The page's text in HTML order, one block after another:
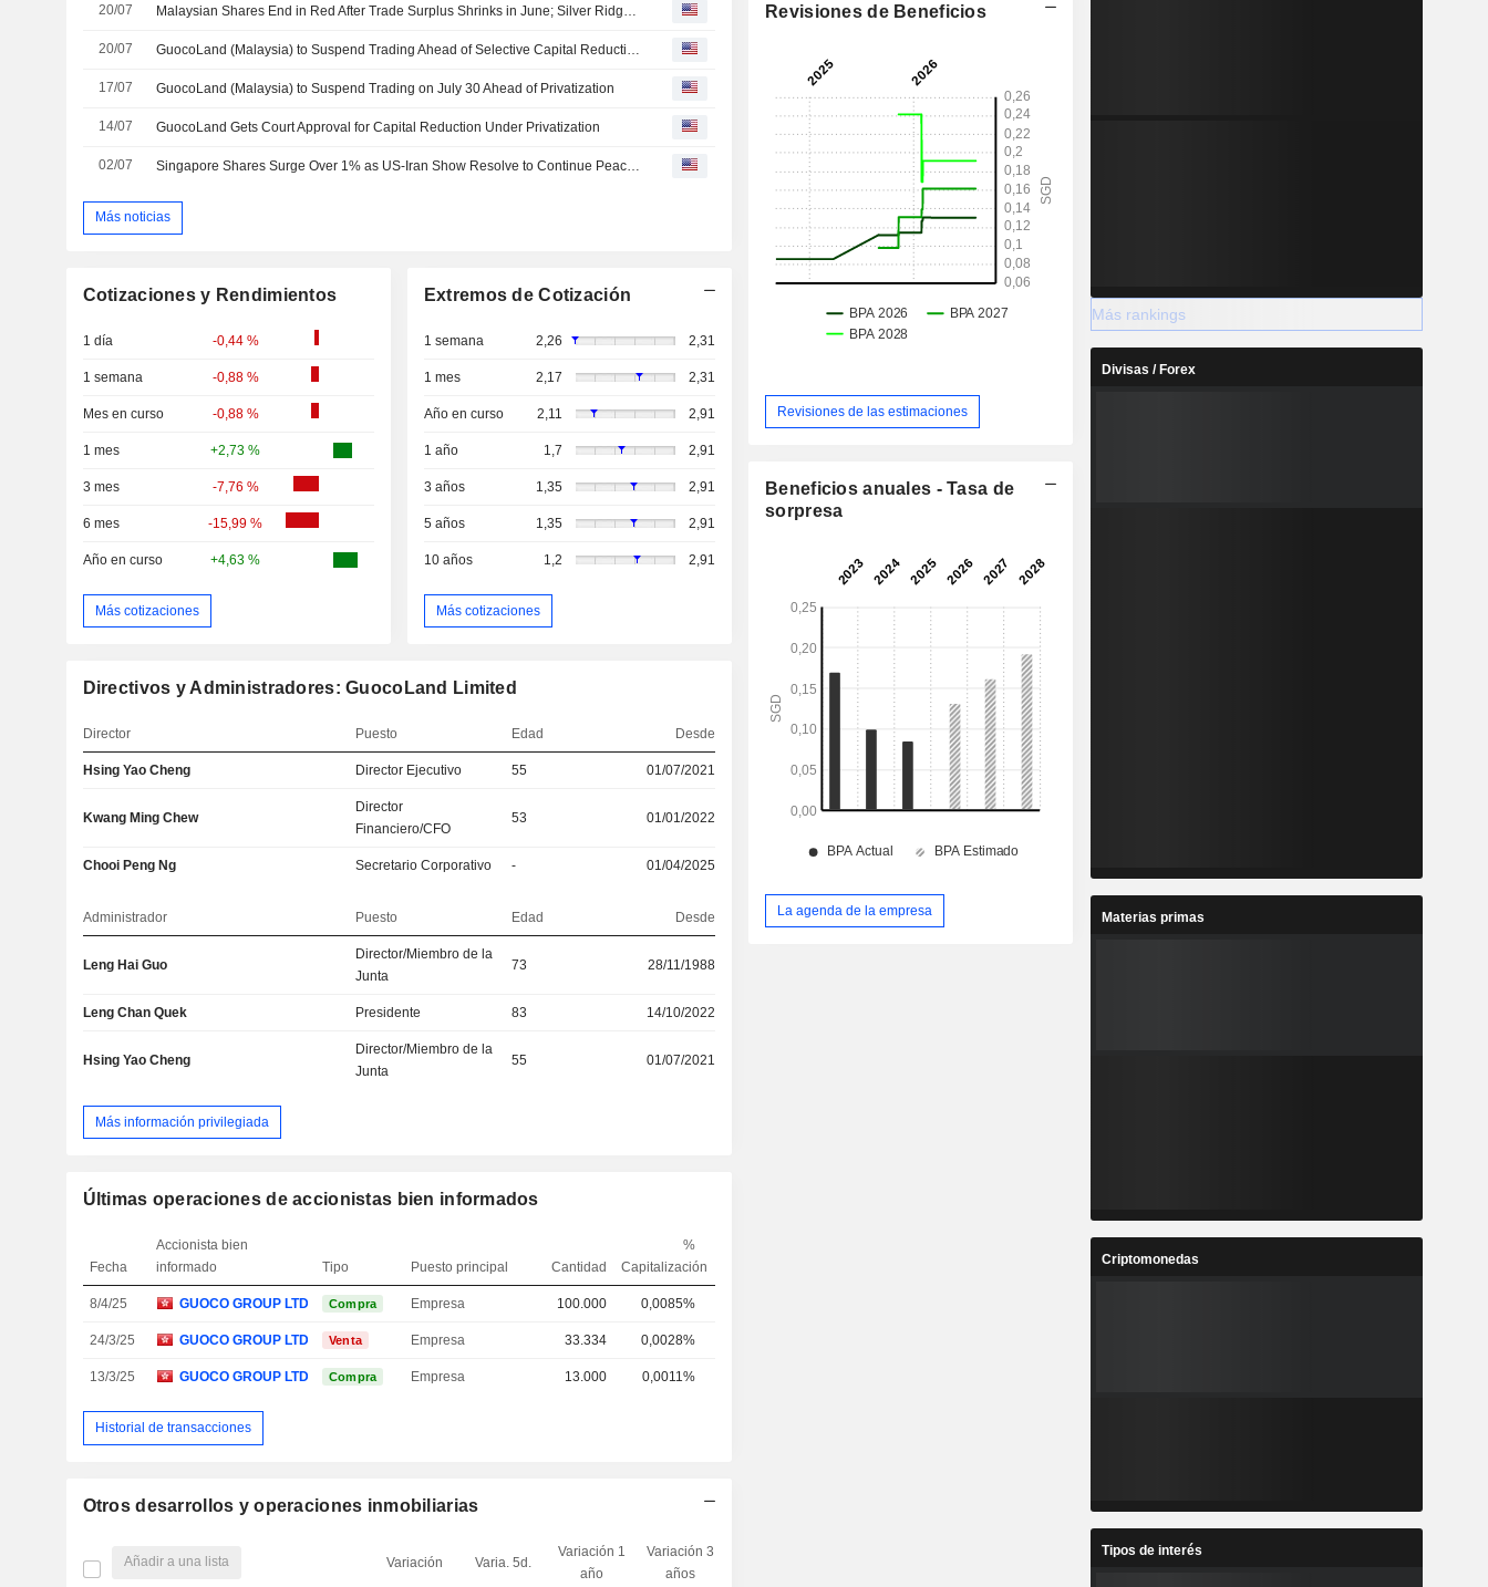
20/07
20/07
17/07 GuocoLand (Malaysia) to Suspend Trading on July 30 Ahead of Privatization
14/07 GuocoLand Gets Court Approval for Capital Reduction Under Privatization
02/07
Más noticias
Cotizaciones y Rendimientos
1 día -0,44 %
1 semana -0,88 %
Mes en curso -0,88 %
1 mes +2,73 %
3 mes -7,76 %
6 mes -15,99 %
Año en curso +4,63 %
Más cotizaciones
Extremos de Cotización
1 semana 2,26 2,31
1 mes 2,17 2,31
Año en curso 2,11 2,91
1 año 1,7 2,91
3 años 1,35 2,91
5 años 1,35 2,91
10 años 1,2 2,91
Más cotizaciones
Directivos y Administradores: GuocoLand Limited
Director Puesto Edad Desde
Hsing Yao Cheng Director Ejecutivo 55 01/07/2021
Kwang Ming Chew
Director
Financiero/CFO
53 01/01/2022
Chooi Peng Ng Secretario Corporativo - 01/04/2025
Administrador Puesto Edad Desde
Leng Hai Guo
Director/Miembro de la
Junta
73 28/11/1988
Leng Chan Quek Presidente 83 14/10/2022
Hsing Yao Cheng
Director/Miembro de la
Junta
55 01/07/2021
Más información privilegiada
Últimas operaciones de accionistas bien informados
Fecha
Accionista bien
informado
Tipo Puesto principal Cantidad
%
Capitalización
8/4/25 GUOCO GROUP LTD. Compra Empresa 100.000 0,0085%
24/3/25 GUOCO GROUP LTD. Venta Empresa 33.334 0,0028%
13/3/25 GUOCO GROUP LTD. Compra Empresa 13.000 0,0011%
Historial de transacciones
Otros desarrollos y operaciones inmobiliarias
Añadir a una lista Variación Varia. 5d.
Variación 1
año
Variación 3
años
Revisiones de Beneficios
Revisiones de las estimaciones
Beneficios anuales - Tasa de
sorpresa
La agenda de la empresa
Más rankings
Divisas / Forex
Materias primas
Criptomonedas
Tipos de interés